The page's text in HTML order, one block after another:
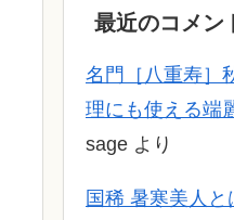
最近のコメン
名門［八重寿］
理にも使える端
sage より
国稀 暑寒美人